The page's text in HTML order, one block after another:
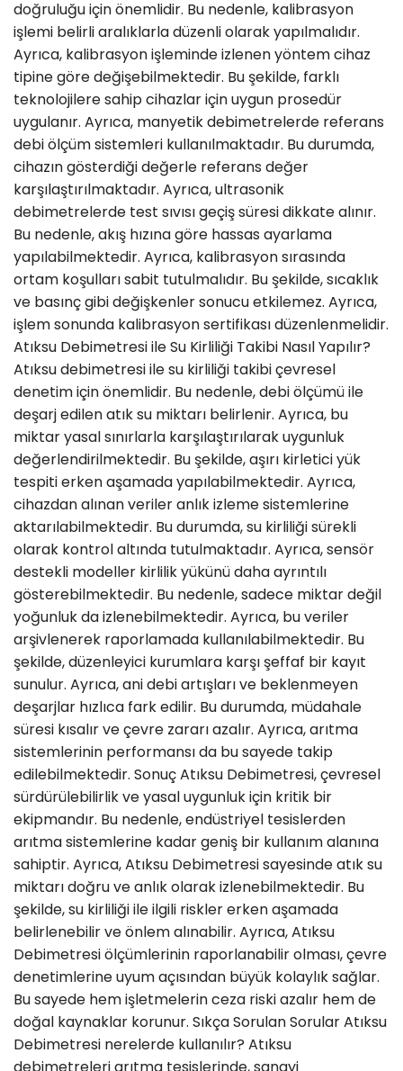
doğruluğu için önemlidir. Bu nedenle, kalibrasyon
işlemi belirli aralıklarla düzenli olarak yapılmalıdır.
Ayrıca, kalibrasyon işleminde izlenen yöntem cihaz
tipine göre değişebilmektedir. Bu şekilde, farklı
teknolojilere sahip cihazlar için uygun prosedür
uygulanır. Ayrıca, manyetik debimetrelerde referans
debi ölçüm sistemleri kullanılmaktadır. Bu durumda,
cihazın gösterdiği değerle referans değer
karşılaştırılmaktadır. Ayrıca, ultrasonik
debimetrelerde test sıvısı geçiş süresi dikkate alınır.
Bu nedenle, akış hızına göre hassas ayarlama
yapılabilmektedir. Ayrıca, kalibrasyon sırasında
ortam koşulları sabit tutulmalıdır. Bu şekilde, sıcaklık
ve basınç gibi değişkenler sonucu etkilemez. Ayrıca,
işlem sonunda kalibrasyon sertifikası düzenlenmelidir.
Atıksu Debimetresi ile Su Kirliliği Takibi Nasıl Yapılır?
Atıksu debimetresi ile su kirliliği takibi çevresel
denetim için önemlidir. Bu nedenle, debi ölçümü ile
deşarj edilen atık su miktarı belirlenir. Ayrıca, bu
miktar yasal sınırlarla karşılaştırılarak uygunluk
değerlendirilmektedir. Bu şekilde, aşırı kirletici yük
tespiti erken aşamada yapılabilmektedir. Ayrıca,
cihazdan alınan veriler anlık izleme sistemlerine
aktarılabilmektedir. Bu durumda, su kirliliği sürekli
olarak kontrol altında tutulmaktadır. Ayrıca, sensör
destekli modeller kirlilik yükünü daha ayrıntılı
gösterebilmektedir. Bu nedenle, sadece miktar değil
yoğunluk da izlenebilmektedir. Ayrıca, bu veriler
arşivlenerek raporlamada kullanılabilmektedir. Bu
şekilde, düzenleyici kurumlara karşı şeffaf bir kayıt
sunulur. Ayrıca, ani debi artışları ve beklenmeyen
deşarjlar hızlıca fark edilir. Bu durumda, müdahale
süresi kısalır ve çevre zararı azalır. Ayrıca, arıtma
sistemlerinin performansı da bu sayede takip
edilebilmektedir. Sonuç Atıksu Debimetresi, çevresel
sürdürülebilirlik ve yasal uygunluk için kritik bir
ekipmandır. Bu nedenle, endüstriyel tesislerden
arıtma sistemlerine kadar geniş bir kullanım alanına
sahiptir. Ayrıca, Atıksu Debimetresi sayesinde atık su
miktarı doğru ve anlık olarak izlenebilmektedir. Bu
şekilde, su kirliliği ile ilgili riskler erken aşamada
belirlenebilir ve önlem alınabilir. Ayrıca, Atıksu
Debimetresi ölçümlerinin raporlanabilir olması, çevre
denetimlerine uyum açısından büyük kolaylık sağlar.
Bu sayede hem işletmelerin ceza riski azalır hem de
doğal kaynaklar korunur. Sıkça Sorulan Sorular Atıksu
Debimetresi nerelerde kullanılır? Atıksu